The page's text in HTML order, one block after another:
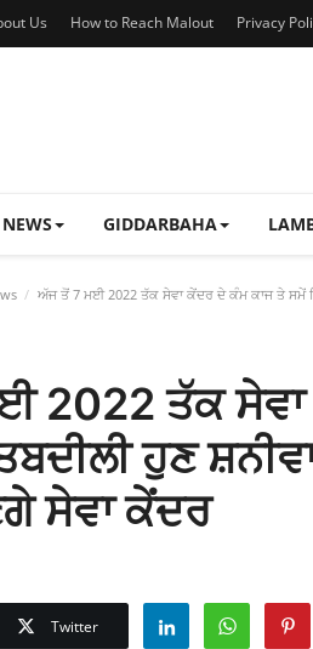
Us How to Reach Malout Privacy
GIDDARBAHA
ਅੱਜ ਤੋਂ 7 ਮਈ 2022 ਤੱਕ ਸੇਵਾ ਕੇਂਦਰ ਦੇ ਕੰਮ ਕਾਜ ਤੇ ਸਮੇਂ
2022 ਤੱਕ
ਹੁਣ
ਸੇਵਾ ਕੇਂਦਰ
Twitter